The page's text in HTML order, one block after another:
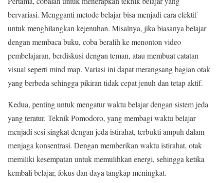
bervariasi. Mengganti metode belajar bisa menjadi cara efektif
untuk menghilangkan kejenuhan. Misalnya, jika biasanya belajar
dengan membaca buku, coba beralih ke menonton video
pembelajaran, berdiskusi dengan teman, atau membuat catatan
visual seperti mind map. Variasi ini dapat merangsang bagian otak
yang berbeda sehingga pikiran tidak cepat jenuh dan tetap aktif.
Kedua, penting untuk mengatur waktu belajar dengan sistem jeda
yang teratur. Teknik Pomodoro, yang membagi waktu belajar
menjadi sesi singkat dengan jeda istirahat, terbukti ampuh dalam
menjaga konsentrasi. Dengan memberikan waktu istirahat, otak
memiliki kesempatan untuk memulihkan energi, sehingga ketika
kembali belajar, fokus dan daya tangkap meningkat.